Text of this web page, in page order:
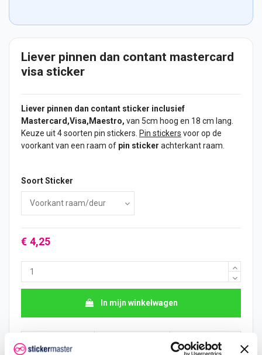
Liever pinnen dan contant mastercard
visa sticker
Liever pinnen dan contant sticker inclusief
Mastercard,Visa,Maestro, van 5cm hoog en 18 cm lang.
Keuze uit 4 soorten pin stickers Pin stickers voor op de
voorkant van een raam of pin sticker achterkant raam.
Soort Sticker
€ 4,25
In mijn winkelwagen
Hoeveelheid Je bespaart